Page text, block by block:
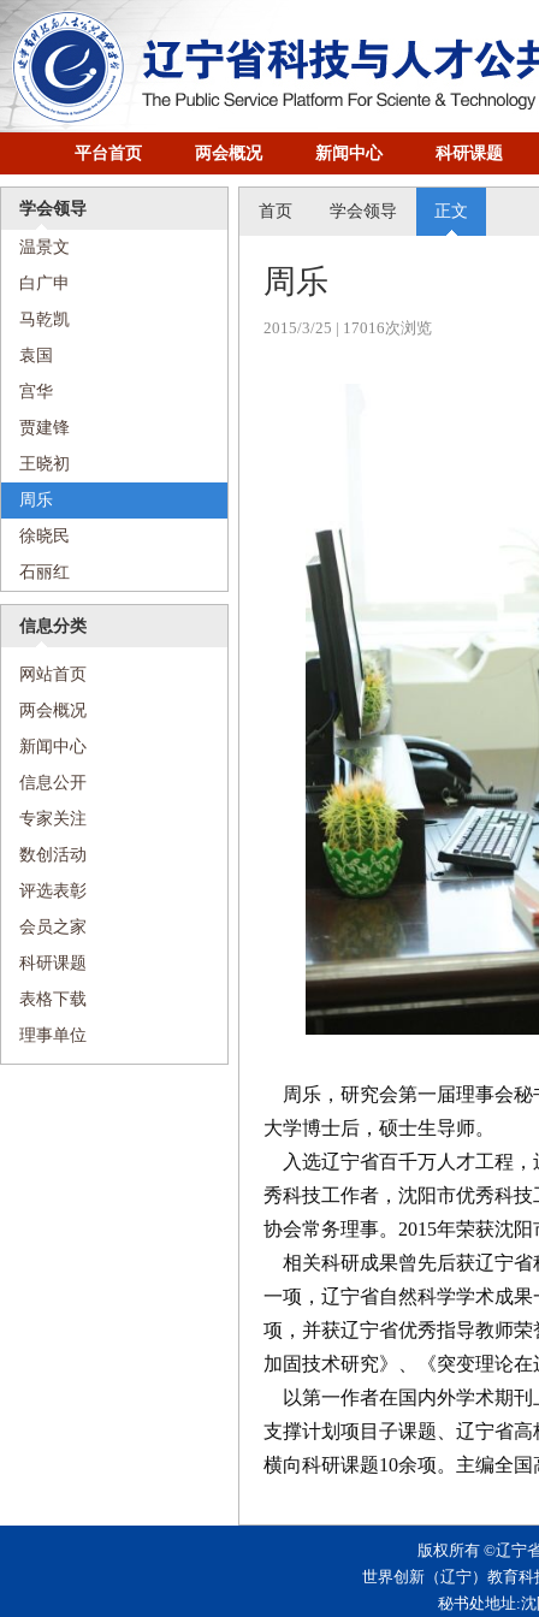
平台首页 两会概况 新闻中心 科研课题
学会领导
温景文
​白广申
马乾凯
袁国
宫华
贾建锋
王晓初
周乐
徐晓民
石丽红
信息分类
网站首页
两会概况
新闻中心
信息公开
专家关注
数创活动
评选表彰
会员之家
科研课题
表格下载
理事单位
首页 学会领导 正文
周乐
2015/3/25 | 17016次浏览
周乐，研究会第一届理事会秘
大学博士后，硕士生导师。
入选辽宁省百千万人才工程，
秀科技工作者，沈阳市优秀科
协会常务理事。2015年荣获沈
相关科研成果曾先后获辽宁省
一项，辽宁省自然科学学术成
项，并获辽宁省优秀指导教师
加固技术研究》、《突变理论
以第一作者在国内外学术期刊
支撑计划项目子课题、辽宁省
横向科研课题10余项。主编全
版权所有 ©辽宁
世界创新（辽宁）教育
秘书处地址: